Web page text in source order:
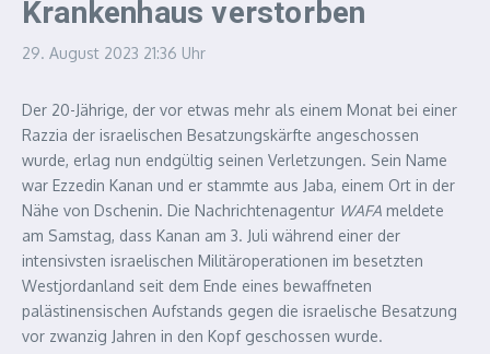
Krankenhaus verstorben
29. August 2023 21:36 Uhr
Der 20-Jährige, der vor etwas mehr als einem Monat bei einer
Razzia der israelischen Besatzungskärfte angeschossen
wurde, erlag nun endgültig seinen Verletzungen. Sein Name
war Ezzedin Kanan und er stammte aus Jaba, einem Ort in der
Nähe von Dschenin. Die Nachrichtenagentur WAFA meldete
am Samstag, dass Kanan am 3. Juli während einer der
intensivsten israelischen Militäroperationen im besetzten
Westjordanland seit dem Ende eines bewaffneten
palästinensischen Aufstands gegen die israelische Besatzung
vor zwanzig Jahren in den Kopf geschossen wurde.